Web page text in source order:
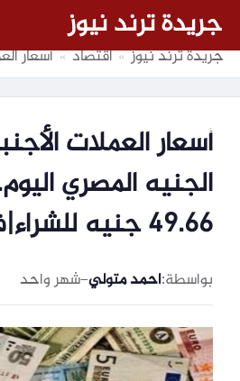
جريدة ترند نيوز
جريدة ترند نيوز » اقتصاد » أسعار العملات
أسعار العملات
الجنيه المصري
49.66 جنيه للشراء|فيديو
بواسطة:احمد متولي–شهر واحد